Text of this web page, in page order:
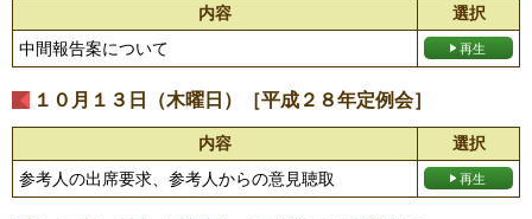
内容
選択
中間報告案について
１０月１３日（木曜日）［平成２８年定例会］
内容
選択
参考人の出席要求、参考人からの意見聴取